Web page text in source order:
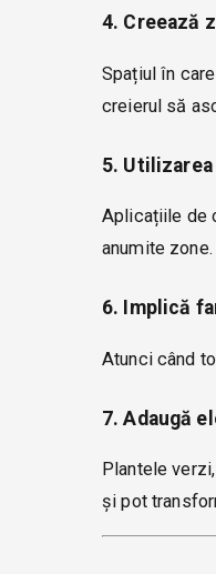
4. Creează
Spațiul în
creierul să
5.
Aplicațiile de
anumite zone.
6. Implică
Atunci când
7. Adaugă
Plantele
și pot